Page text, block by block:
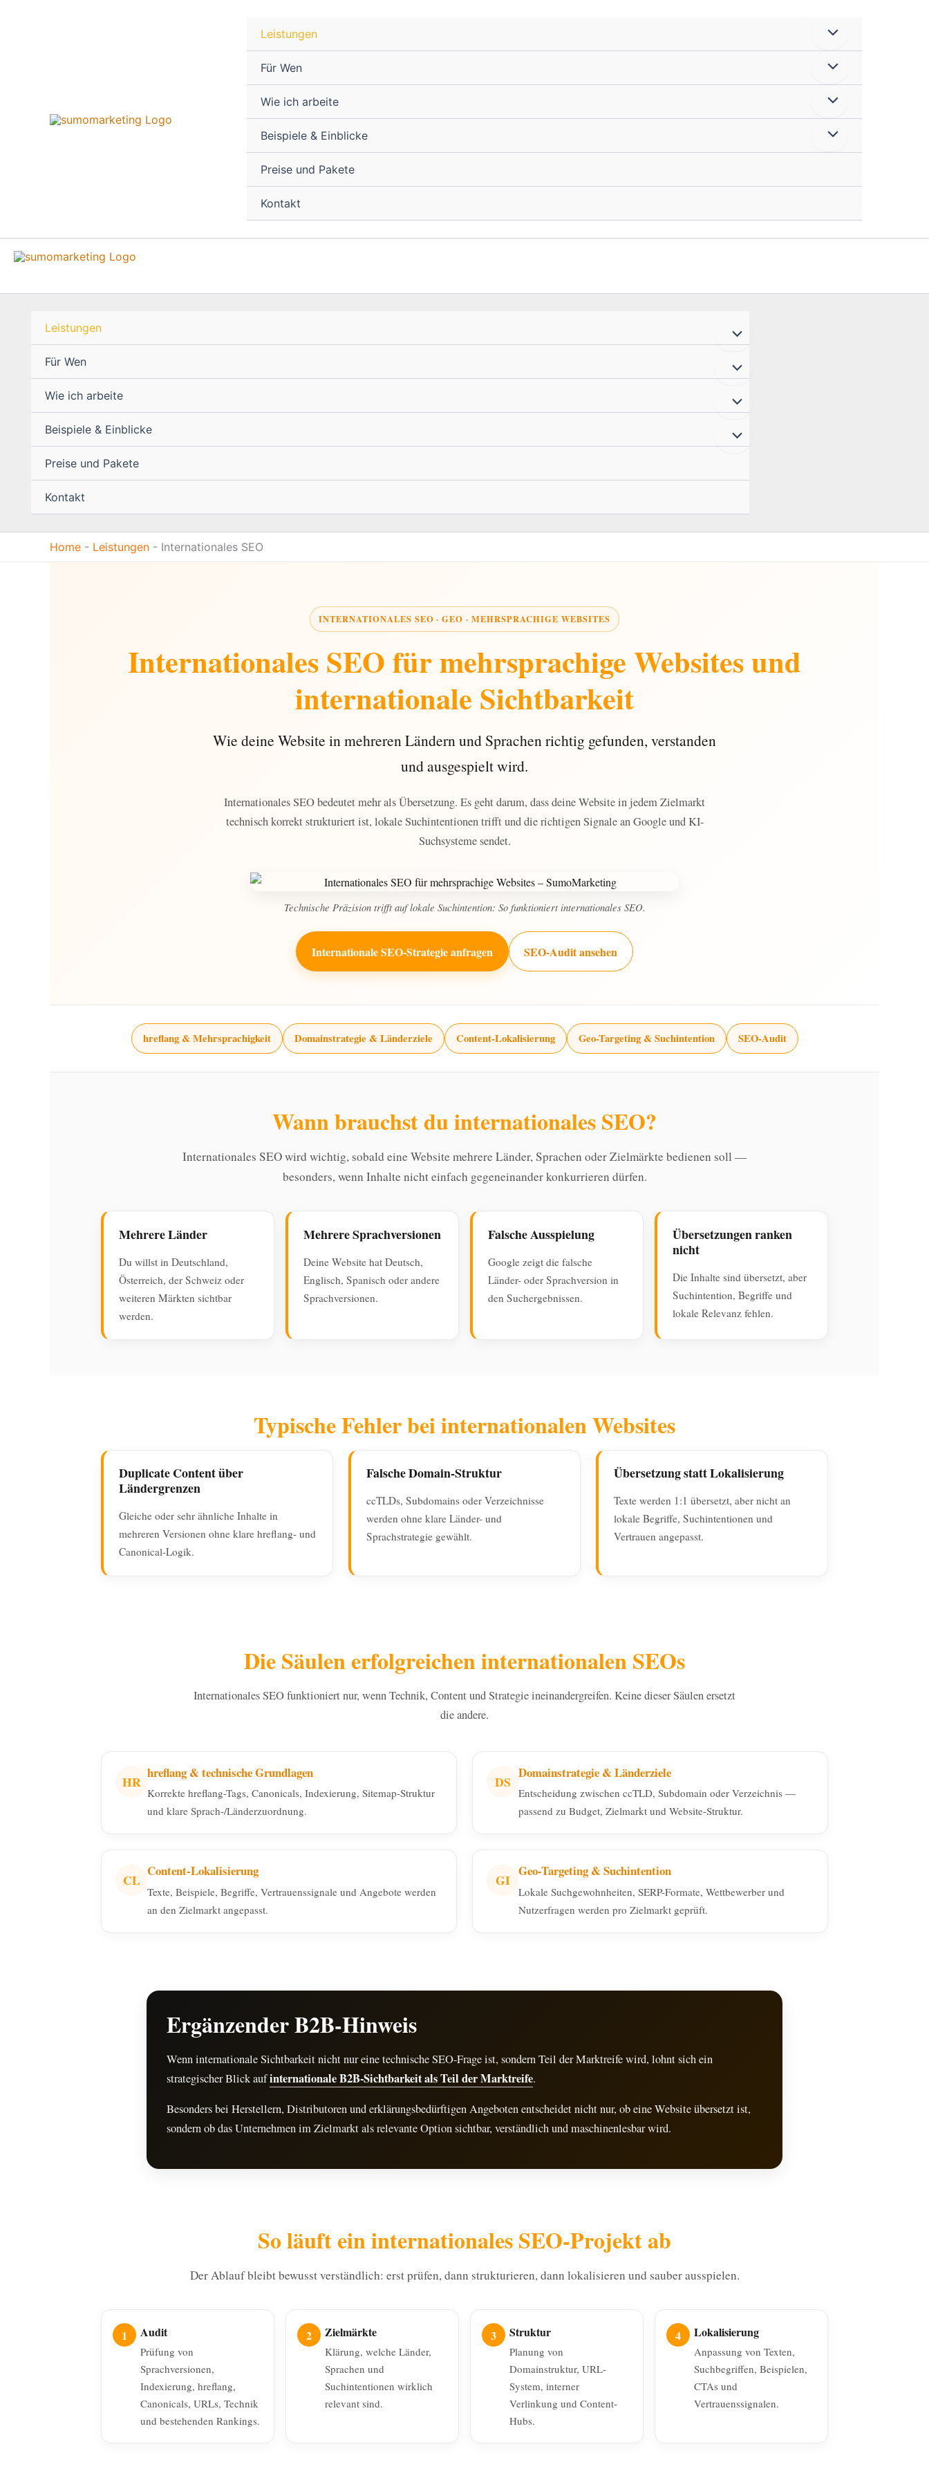
Leistungen
Für Wen
Wie ich arbeite
Beispiele & Einblicke
Preise und Pakete
Kontakt
Leistungen
Für Wen
Wie ich arbeite
Beispiele & Einblicke
Preise und Pakete
Kontakt
Home - Leistungen - Internationales SEO
INTERNATIONALES SEO · GEO · MEHRSPRACHIGE WEBSITES
Internationales SEO für mehrsprachige Websites und
internationale Sichtbarkeit
Wie deine Website in mehreren Ländern und Sprachen richtig gefunden, verstanden
und ausgespielt wird.
Internationales SEO bedeutet mehr als Übersetzung. Es geht darum, dass deine Website in jedem Zielmarkt
technisch korrekt strukturiert ist, lokale Suchintentionen trifft und die richtigen Signale an Google und KI-
Suchsysteme sendet.
Technische Präzision trifft auf lokale Suchintention: So funktioniert internationales SEO.
Internationale SEO-Strategie anfragen SEO-Audit ansehen
hreflang & Mehrsprachigkeit Domainstrategie & Länderziele Content-Lokalisierung Geo-Targeting & Suchintention SEO-Audit
Wann brauchst du internationales SEO?
Internationales SEO wird wichtig, sobald eine Website mehrere Länder, Sprachen oder Zielmärkte bedienen soll —
besonders, wenn Inhalte nicht einfach gegeneinander konkurrieren dürfen.
Mehrere Länder
Du willst in Deutschland,
Österreich, der Schweiz oder
weiteren Märkten sichtbar
werden.
Mehrere Sprachversionen
Deine Website hat Deutsch,
Englisch, Spanisch oder andere
Sprachversionen.
Falsche Ausspielung
Google zeigt die falsche
Länder- oder Sprachversion in
den Suchergebnissen.
Übersetzungen ranken
nicht
Die Inhalte sind übersetzt, aber
Suchintention, Begriffe und
lokale Relevanz fehlen.
Typische Fehler bei internationalen Websites
Duplicate Content über
Ländergrenzen
Gleiche oder sehr ähnliche Inhalte in
mehreren Versionen ohne klare hreflang- und
Canonical-Logik.
Falsche Domain-Struktur
ccTLDs, Subdomains oder Verzeichnisse
werden ohne klare Länder- und
Sprachstrategie gewählt.
Übersetzung statt Lokalisierung
Texte werden 1:1 übersetzt, aber nicht an
lokale Begriffe, Suchintentionen und
Vertrauen angepasst.
Die Säulen erfolgreichen internationalen SEOs
Internationales SEO funktioniert nur, wenn Technik, Content und Strategie ineinandergreifen. Keine dieser Säulen ersetzt
die andere.
HR
hreflang & technische Grundlagen
Korrekte hreflang-Tags, Canonicals, Indexierung, Sitemap-Struktur
und klare Sprach-/Länderzuordnung.
DS
Domainstrategie & Länderziele
Entscheidung zwischen ccTLD, Subdomain oder Verzeichnis —
passend zu Budget, Zielmarkt und Website-Struktur.
CL
Content-Lokalisierung
Texte, Beispiele, Begriffe, Vertrauenssignale und Angebote werden
an den Zielmarkt angepasst.
GI
Geo-Targeting & Suchintention
Lokale Suchgewohnheiten, SERP-Formate, Wettbewerber und
Nutzerfragen werden pro Zielmarkt geprüft.
Ergänzender B2B-Hinweis
Wenn internationale Sichtbarkeit nicht nur eine technische SEO-Frage ist, sondern Teil der Marktreife wird, lohnt sich ein
strategischer Blick aufinternationale B2B-Sichtbarkeit als Teil der Marktreife.
Besonders bei Herstellern, Distributoren und erklärungsbedürftigen Angeboten entscheidet nicht nur, ob eine Website übersetzt ist,
sondern ob das Unternehmen im Zielmarkt als relevante Option sichtbar, verständlich und maschinenlesbar wird.
So läuft ein internationales SEO-Projekt ab
Der Ablauf bleibt bewusst verständlich: erst prüfen, dann strukturieren, dann lokalisieren und sauber ausspielen.
Audit
Prüfung von
Sprachversionen,
Indexierung, hreflang,
Canonicals, URLs, Technik
und bestehenden Rankings.
Zielmärkte
Klärung, welche Länder,
Sprachen und
Suchintentionen wirklich
relevant sind.
Struktur
Planung von
Domainstruktur, URL-
System, interner
Verlinkung und Content-
Hubs.
Lokalisierung
Anpassung von Texten,
Suchbegriffen, Beispielen,
CTAs und
Vertrauenssignalen.